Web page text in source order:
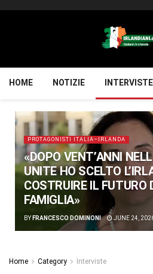
HOME NOTIZIE INTERVISTE
PROTAGONISTI ITALIA–IRLANDA
«DOPO VENT’ANNI
UNITE HO SCELTO
COSTRUIRE IL FUTURO
FAMIGLIA»
BY FRANCESCO DOMINONI JUNE 24,
Home Category Interviste